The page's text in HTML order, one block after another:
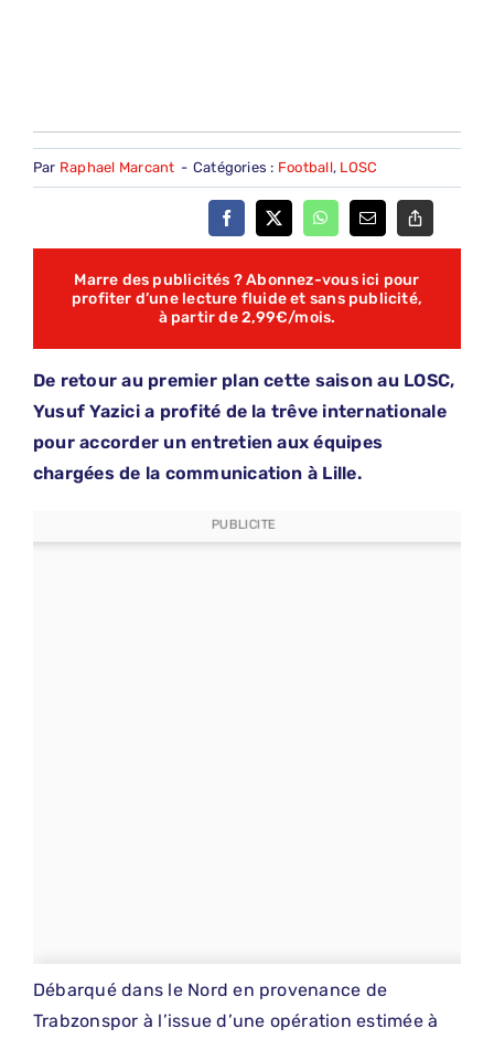
Par Raphael Marcant - Catégories : Football, LOSC
Marre des publicités ? Abonnez-vous ici pour
profiter d’une lecture fluide et sans publicité,
à partir de 2,99€/mois.
De retour au premier plan cette saison au LOSC,
Yusuf Yazici a profité de la trêve internationale
pour accorder un entretien aux équipes
chargées de la communication à Lille.
PUBLICITE
Débarqué dans le Nord en provenance de
Trabzonspor à l’issue d’une opération estimée à